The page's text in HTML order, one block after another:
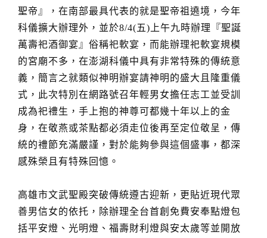
聖帝』，在南部最具代表的就是聖帝祖遶境，今年
科儀擴大辦理外，並於8/4(五)上午九時辦理『聖誕
萬壽祀酒御宴』俗稱祀軟宴，而能辦理祀軟宴規模
的宮廟不多，在澎湖科儀中具有非常特殊的傳統意
義，簡言之就類似神明辦宴請神明的盛大且隆重儀
式，此次特別在網路號召年輕男女擔任志工並受訓
成為祀禮生，手上抱的神尊可都幾十年以上的金
身，在敬燕或茶點都必須走位後再至定位敬呈，傳
統的禮節充滿嚴謹，對於能夠參與這個盛事，都深
感殊榮且有特殊回憶。
高雄市文武聖殿突破傳統遵古迎新，更貼近現代眾
善男信女的依托，除辦理全台首創免費安奉點燈包
括平安燈、光明燈、福壽財利燈與安太歲等並開放